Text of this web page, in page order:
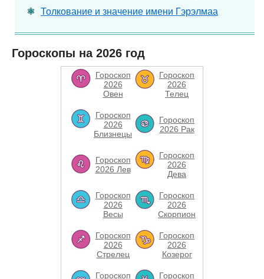
Толкование и значение имени Гэрэлмаа
Гороскопы на 2026 год
Гороскоп
2026
Овен
Гороскоп
2026
Телец
Гороскоп
2026
Близнецы
Гороскоп
2026 Рак
Гороскоп
2026 Лев
Гороскоп
2026
Дева
Гороскоп
2026
Весы
Гороскоп
2026
Скорпион
Гороскоп
2026
Стрелец
Гороскоп
2026
Козерог
Гороскоп
Гороскоп